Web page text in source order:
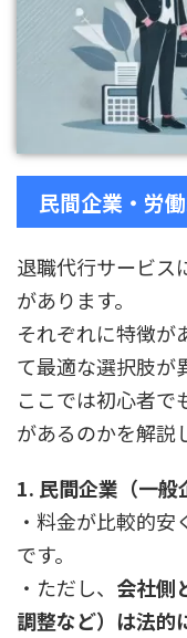
民間企業・労
退職代行サービス
があります。
それぞれに特徴が
て最適な選択肢が
ここでは初心者で
があるのかを解説
1. 民間企業（一般
・料金が比較的
です。
・ただし、 会社側
調整など）は法的